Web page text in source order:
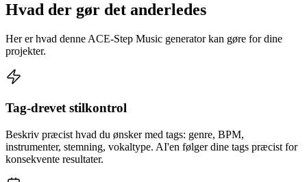
Hvad der gør det anderledes
Her er hvad denne ACE-Step Music generator kan gøre for dine
projekter.
Tag-drevet stilkontrol
Beskriv præcist hvad du ønsker med tags: genre, BPM,
instrumenter, stemning, vokaltype. AI'en følger dine tags præcist for
konsekvente resultater.